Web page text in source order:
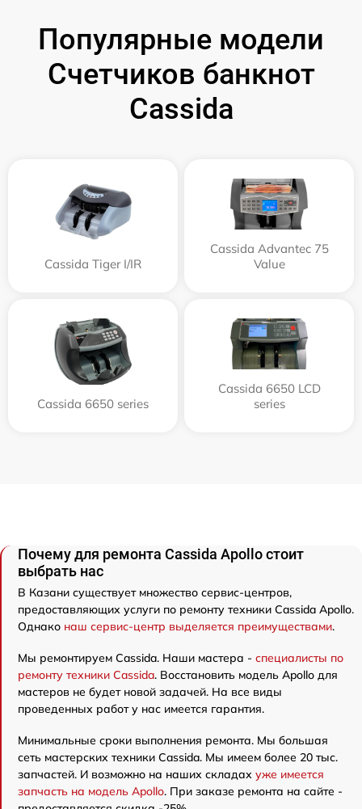
Популярные модели
Счетчиков банкнот
Cassida
Cassida Tiger I/IR
Cassida Advantec 75
Value
Cassida 6650 series
Cassida 6650 LCD
series
Почему для ремонта Cassida Apollo стоит
выбрать нас
В Казани существует множество сервис-центров,
предоставляющих услуги по ремонту техники Cassida Apollo.
Однако наш сервис-центр выделяется преимуществами.
Мы ремонтируем Cassida. Наши мастера - специалисты по
ремонту техники Cassida. Восстановить модель Apollo для
мастеров не будет новой задачей. На все виды
проведенных работ у нас имеется гарантия.
Минимальные сроки выполнения ремонта. Мы большая
сеть мастерских техники Cassida. Мы имеем более 20 тыс.
запчастей. И возможно на наших складах уже имеется
запчасть на модель Apollo. При заказе ремонта на сайте -